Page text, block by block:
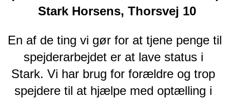
Stark Horsens, Thorsvej 10
En af de ting vi gør for at tjene penge til
spejderarbejdet er at lave status i
Stark. Vi har brug for forældre og trop
spejdere til at hjælpe med optælling i